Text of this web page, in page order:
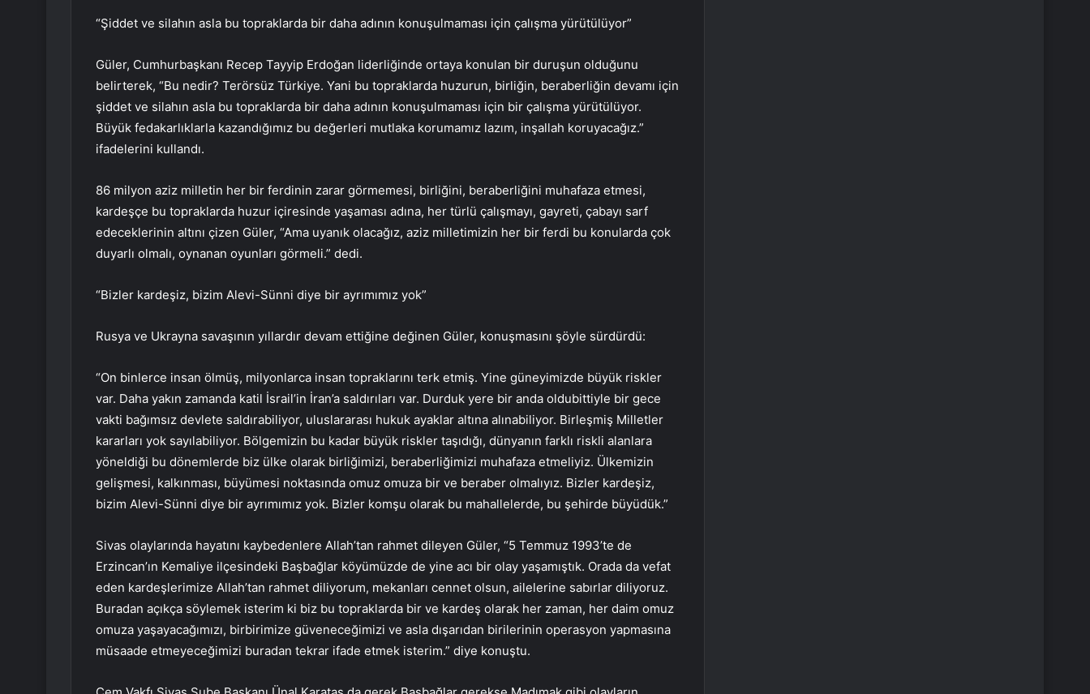
“Şiddet ve silahın asla bu topraklarda bir daha adının konuşulmaması için çalışma yürütülüyor”
Güler, Cumhurbaşkanı Recep Tayyip Erdoğan liderliğinde ortaya konulan bir duruşun olduğunu
belirterek, “Bu nedir? Terörsüz Türkiye. Yani bu topraklarda huzurun, birliğin, beraberliğin devamı için
şiddet ve silahın asla bu topraklarda bir daha adının konuşulmaması için bir çalışma yürütülüyor.
Büyük fedakarlıklarla kazandığımız bu değerleri mutlaka korumamız lazım, inşallah koruyacağız.”
ifadelerini kullandı.
86 milyon aziz milletin her bir ferdinin zarar görmemesi, birliğini, beraberliğini muhafaza etmesi,
kardeşçe bu topraklarda huzur içiresinde yaşaması adına, her türlü çalışmayı, gayreti, çabayı sarf
edeceklerinin altını çizen Güler, “Ama uyanık olacağız, aziz milletimizin her bir ferdi bu konularda çok
duyarlı olmalı, oynanan oyunları görmeli.” dedi.
“Bizler kardeşiz, bizim Alevi-Sünni diye bir ayrımımız yok”
Rusya ve Ukrayna savaşının yıllardır devam ettiğine değinen Güler, konuşmasını şöyle sürdürdü:
“On binlerce insan ölmüş, milyonlarca insan topraklarını terk etmiş. Yine güneyimizde büyük riskler
var. Daha yakın zamanda katil İsrail’in İran’a saldırıları var. Durduk yere bir anda oldubittiyle bir gece
vakti bağımsız devlete saldırabiliyor, uluslararası hukuk ayaklar altına alınabiliyor. Birleşmiş Milletler
kararları yok sayılabiliyor. Bölgemizin bu kadar büyük riskler taşıdığı, dünyanın farklı riskli alanlara
yöneldiği bu dönemlerde biz ülke olarak birliğimizi, beraberliğimizi muhafaza etmeliyiz. Ülkemizin
gelişmesi, kalkınması, büyümesi noktasında omuz omuza bir ve beraber olmalıyız. Bizler kardeşiz,
bizim Alevi-Sünni diye bir ayrımımız yok. Bizler komşu olarak bu mahallelerde, bu şehirde büyüdük.”
Sivas olaylarında hayatını kaybedenlere Allah’tan rahmet dileyen Güler, “5 Temmuz 1993’te de
Erzincan’ın Kemaliye ilçesindeki Başbağlar köyümüzde de yine acı bir olay yaşamıştık. Orada da vefat
eden kardeşlerimize Allah’tan rahmet diliyorum, mekanları cennet olsun, ailelerine sabırlar diliyoruz.
Buradan açıkça söylemek isterim ki biz bu topraklarda bir ve kardeş olarak her zaman, her daim omuz
omuza yaşayacağımızı, birbirimize güveneceğimizi ve asla dışarıdan birilerinin operasyon yapmasına
müsaade etmeyeceğimizi buradan tekrar ifade etmek isterim.” diye konuştu.